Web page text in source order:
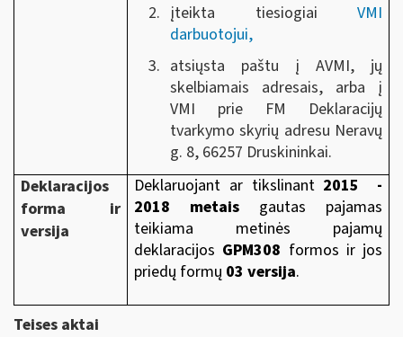
įteikta tiesiogiai VMI
darbuotojui,
atsiųsta paštu į AVMI, jų
skelbiamais adresais, arba į
VMI prie FM Deklaracijų
tvarkymo skyrių adresu Neravų
g. 8, 66257 Druskininkai.
Deklaracijos
forma ir
versija
Deklaruojant ar tikslinant2015 -
2018 metais gautas pajamas
teikiama metinės pajamų
deklaracijos GPM308 formos ir jos
priedų formų 03 versija.
Teises aktai